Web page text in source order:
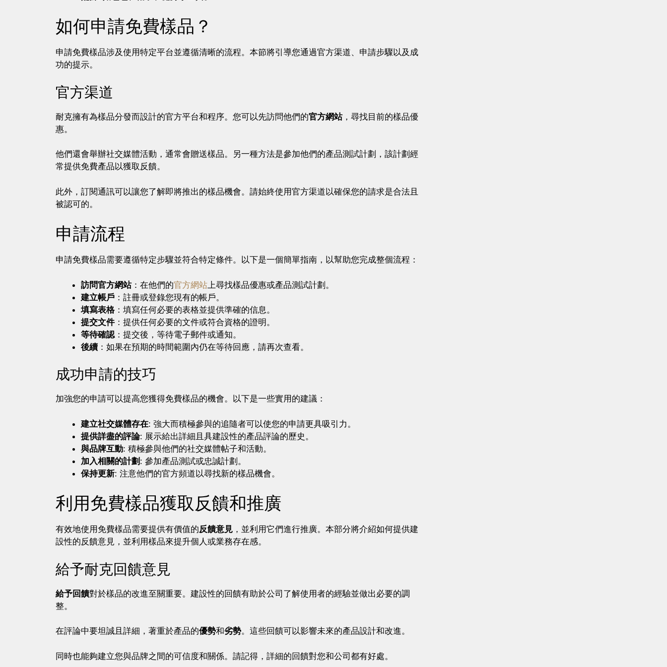
如何申請免費樣品？
申請免費樣品涉及使用特定平台並遵循清晰的流程。本節將引導您通過官方渠道、申請步驟以及成
功的提示。
官方渠道
耐克擁有為樣品分發而設計的官方平台和程序。您可以先訪問他們的官方網站，尋找目前的樣品優
惠。
他們還會舉辦社交媒體活動，通常會贈送樣品。另一種方法是參加他們的產品測試計劃，該計劃經
常提供免費產品以獲取反饋。
此外，訂閱通訊可以讓您了解即將推出的樣品機會。請始終使用官方渠道以確保您的請求是合法且
被認可的。
申請流程
申請免費樣品需要遵循特定步驟並符合特定條件。以下是一個簡單指南，以幫助您完成整個流程：
訪問官方網站：在他們的官方網站 上尋找樣品優惠或產品測試計劃。
建立帳戶 ：註冊或登錄您現有的帳戶。
填寫表格 ：填寫任何必要的表格並提供準確的信息。
提交文件 ：提供任何必要的文件或符合資格的證明。
等待確認：提交後，等待電子郵件或通知。
後續 ：如果在預期的時間範圍內仍在等待回應，請再次查看。
成功申請的技巧
加強您的申請可以提高您獲得免費樣品的機會。以下是一些實用的建議：
建立社交媒體存在: 強大而積極參與的追隨者可以使您的申請更具吸引力。
提供詳盡的評論: 展示給出詳細且具建設性的產品評論的歷史。
與品牌互動: 積極參與他們的社交媒體帖子和活動。
加入相關的計劃 : 參加產品測試或忠誠計劃。
保持更新: 注意他們的官方頻道以尋找新的樣品機會。
利用免費樣品獲取反饋和推廣
有效地使用免費樣品需要提供有價值的反饋意見 ，並利用它們進行推廣。本部分將介紹如何提供建
設性的反饋意見，並利用樣品來提升個人或業務存在感。
給予耐克回饋意見
給予回饋對於樣品的改進至關重要。建設性的回饋有助於公司了解使用者的經驗並做出必要的調
整。
在評論中要坦誠且詳細，著重於產品的優勢和劣勢。這些回饋可以影響未來的產品設計和改進。
同時也能夠建立您與品牌之間的可信度和關係。請記得，詳細的回饋對您和公司都有好處。